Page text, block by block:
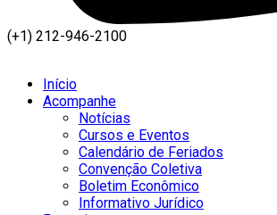
(+1) 212-946-2100
Início
Acompanhe
Notícias
Cursos e Eventos
Calendário de Feriados
Convenção Coletiva
Boletim Econômico
Informativo Jurídico